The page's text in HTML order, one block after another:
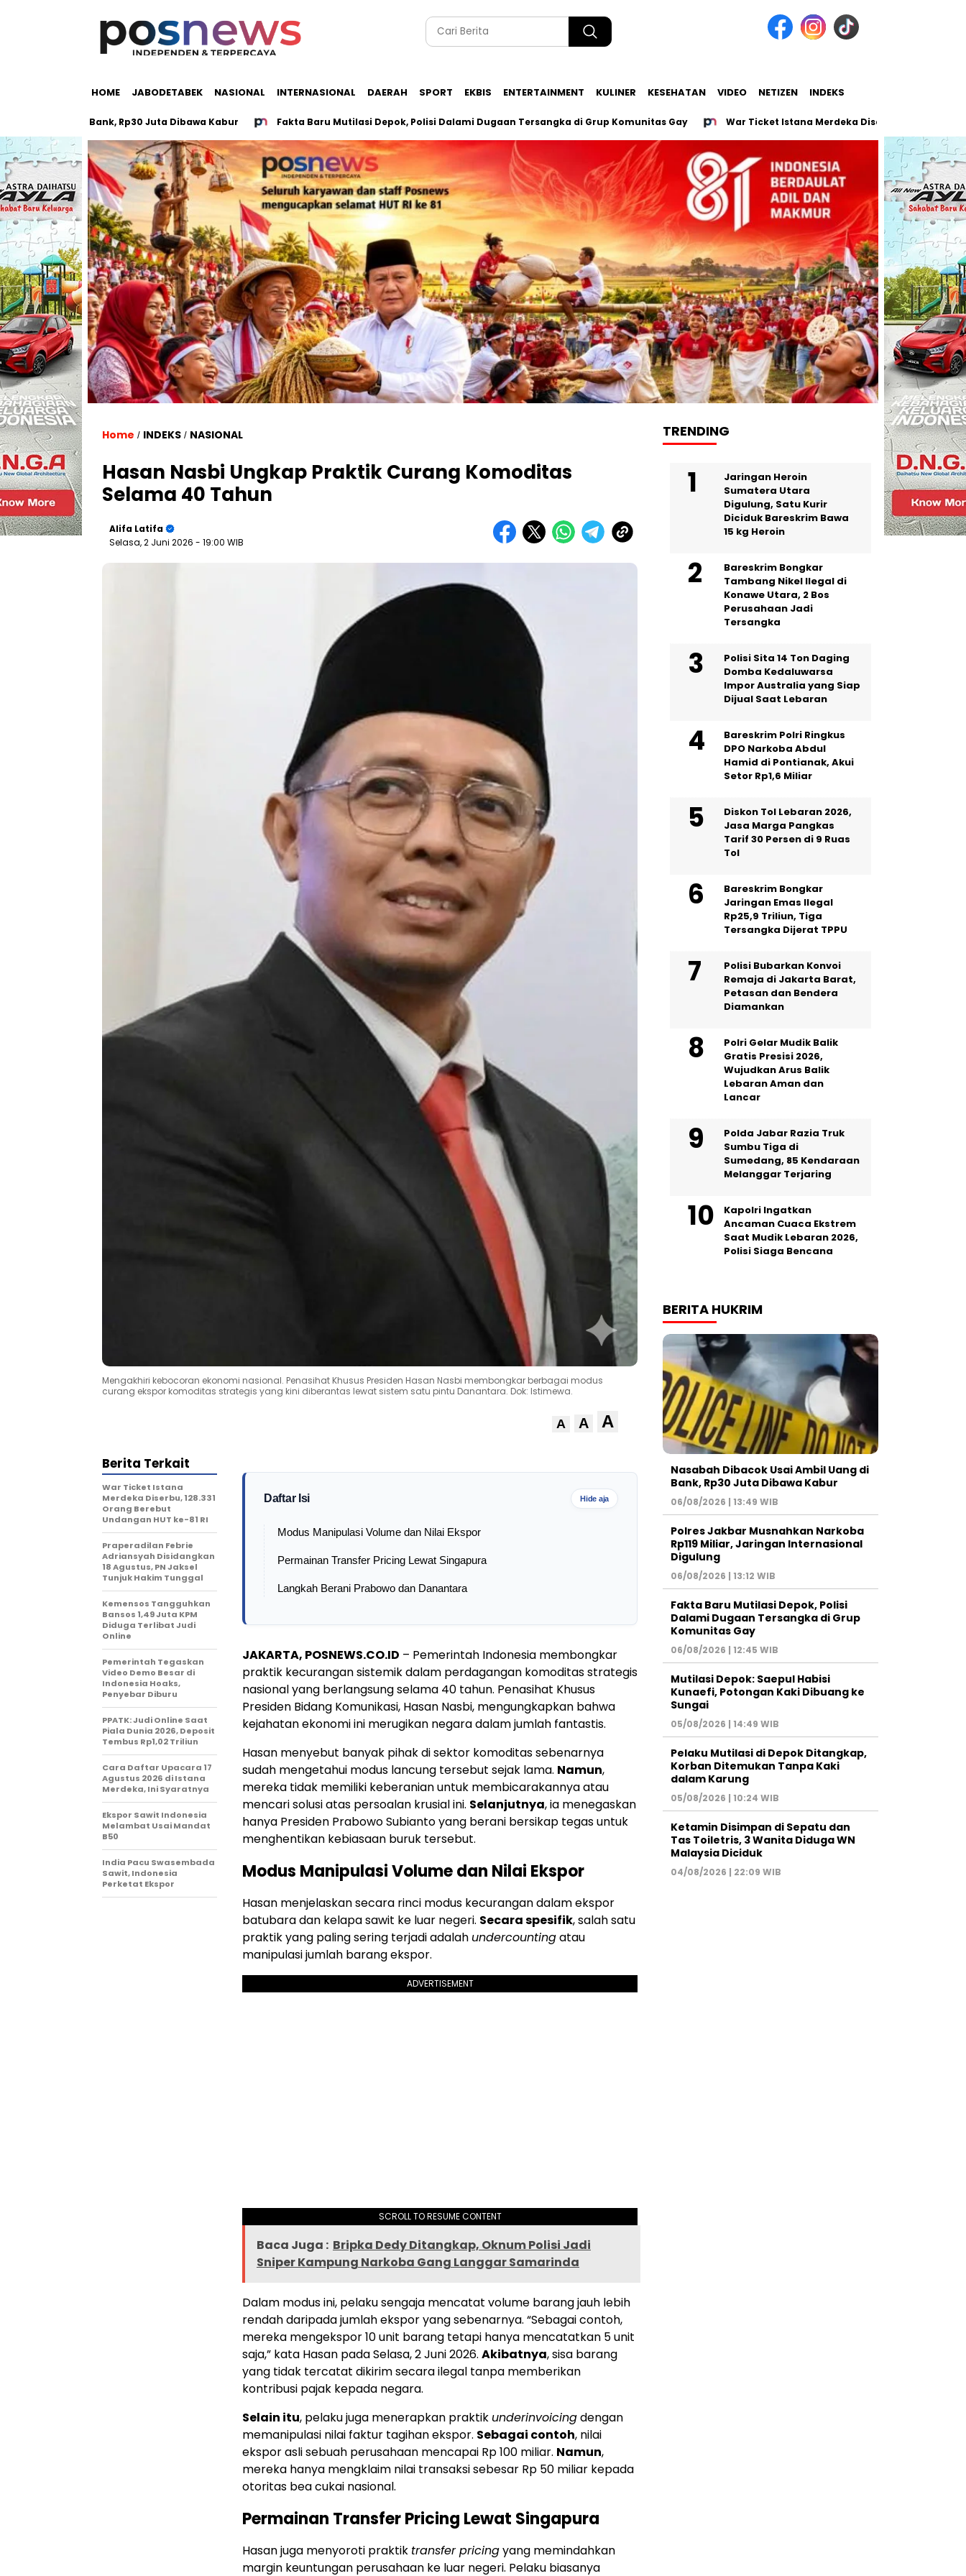
HOME JABODETABEK NASIONAL INTERNASIONAL DAERAH SPORT EKBIS ENTERTAINMENT KULINER KESEHATAN VIDEO NETIZEN INDEKS
di Bank, Rp30 Juta Dibawa Kabur Fakta Baru Mutilasi Depok, Polisi Dalami Dugaan Tersangka di Grup Komunitas Gay War Ticket Istana Merdeka Diserbu, 128.331 Orang Berebut
Home / INDEKS / NASIONAL
Hasan Nasbi Ungkap Praktik Curang Komoditas
Selama 40 Tahun
Alifa Latifa
Selasa, 2 Juni 2026 - 19:00 WIB
Mengakhiri kebocoran ekonomi nasional. Penasihat Khusus Presiden Hasan Nasbi membongkar berbagai modus
curang ekspor komoditas strategis yang kini diberantas lewat sistem satu pintu Danantara. Dok: Istimewa.
A A A
Daftar Isi Hide aja
Modus Manipulasi Volume dan Nilai Ekspor
Permainan Transfer Pricing Lewat Singapura
Langkah Berani Prabowo dan Danantara
JAKARTA, POSNEWS.CO.ID – Pemerintah Indonesia membongkar
praktik kecurangan sistemik dalam perdagangan komoditas strategis
nasional yang berlangsung selama 40 tahun. Penasihat Khusus
Presiden Bidang Komunikasi, Hasan Nasbi, mengungkapkan bahwa
kejahatan ekonomi ini merugikan negara dalam jumlah fantastis.
Hasan menyebut banyak pihak di sektor komoditas sebenarnya
sudah mengetahui modus lancung tersebut sejak lama. Namun,
mereka tidak memiliki keberanian untuk membicarakannya atau
mencari solusi atas persoalan krusial ini. Selanjutnya, ia menegaskan
hanya Presiden Prabowo Subianto yang berani bersikap tegas untuk
menghentikan kebiasaan buruk tersebut.
Modus Manipulasi Volume dan Nilai Ekspor
Hasan menjelaskan secara rinci modus kecurangan dalam ekspor
batubara dan kelapa sawit ke luar negeri. Secara spesifik, salah satu
praktik yang paling sering terjadi adalah undercountingatau
manipulasi jumlah barang ekspor.
ADVERTISEMENT
SCROLL TO RESUME CONTENT
Baca Juga : Bripka Dedy Ditangkap, Oknum Polisi Jadi
Sniper Kampung Narkoba Gang Langgar Samarinda
Dalam modus ini, pelaku sengaja mencatat volume barang jauh lebih
rendah daripada jumlah ekspor yang sebenarnya. “Sebagai contoh,
mereka mengekspor 10 unit barang tetapi hanya mencatatkan 5 unit
saja,” kata Hasan pada Selasa, 2 Juni 2026. Akibatnya, sisa barang
yang tidak tercatat dikirim secara ilegal tanpa memberikan
kontribusi pajak kepada negara.
Selain itu, pelaku juga menerapkan praktik underinvoicingdengan
memanipulasi nilai faktur tagihan ekspor. Sebagai contoh, nilai
ekspor asli sebuah perusahaan mencapai Rp 100 miliar. Namun,
mereka hanya mengklaim nilai transaksi sebesar Rp 50 miliar kepada
otoritas bea cukai nasional.
Permainan Transfer Pricing Lewat Singapura
Hasan juga menyoroti praktik transfer pricingyang memindahkan
margin keuntungan perusahaan ke luar negeri. Pelaku biasanya
Berita Terkait
War Ticket Istana
Merdeka Diserbu, 128.331
Orang Berebut
Undangan HUT ke-81 RI
Praperadilan Febrie
Adriansyah Disidangkan
18 Agustus, PN Jaksel
Tunjuk Hakim Tunggal
Kemensos Tangguhkan
Bansos 1,49 Juta KPM
Diduga Terlibat Judi
Online
Pemerintah Tegaskan
Video Demo Besar di
Indonesia Hoaks,
Penyebar Diburu
PPATK: Judi Online Saat
Piala Dunia 2026, Deposit
Tembus Rp1,02 Triliun
Cara Daftar Upacara 17
Agustus 2026 di Istana
Merdeka, Ini Syaratnya
Ekspor Sawit Indonesia
Melambat Usai Mandat
B50
India Pacu Swasembada
Sawit, Indonesia
Perketat Ekspor
TRENDING
Jaringan Heroin
Sumatera Utara
Digulung, Satu Kurir
Diciduk Bareskrim Bawa
15 kg Heroin
Bareskrim Bongkar
Tambang Nikel Ilegal di
Konawe Utara, 2 Bos
Perusahaan Jadi
Tersangka
Polisi Sita 14 Ton Daging
Domba Kedaluwarsa
Impor Australia yang Siap
Dijual Saat Lebaran
Bareskrim Polri Ringkus
DPO Narkoba Abdul
Hamid di Pontianak, Akui
Setor Rp1,6 Miliar
Diskon Tol Lebaran 2026,
Jasa Marga Pangkas
Tarif 30 Persen di 9 Ruas
Tol
Bareskrim Bongkar
Jaringan Emas Ilegal
Rp25,9 Triliun, Tiga
Tersangka Dijerat TPPU
Polisi Bubarkan Konvoi
Remaja di Jakarta Barat,
Petasan dan Bendera
Diamankan
Polri Gelar Mudik Balik
Gratis Presisi 2026,
Wujudkan Arus Balik
Lebaran Aman dan
Lancar
Polda Jabar Razia Truk
Sumbu Tiga di
Sumedang, 85 Kendaraan
Melanggar Terjaring
Kapolri Ingatkan
Ancaman Cuaca Ekstrem
Saat Mudik Lebaran 2026,
Polisi Siaga Bencana
BERITA HUKRIM
Nasabah Dibacok Usai Ambil Uang di
Bank, Rp30 Juta Dibawa Kabur
06/08/2026 | 13:49 WIB
Polres Jakbar Musnahkan Narkoba
Rp119 Miliar, Jaringan Internasional
Digulung
06/08/2026 | 13:12 WIB
Fakta Baru Mutilasi Depok, Polisi
Dalami Dugaan Tersangka di Grup
Komunitas Gay
06/08/2026 | 12:45 WIB
Mutilasi Depok: Saepul Habisi
Kunaefi, Potongan Kaki Dibuang ke
Sungai
05/08/2026 | 14:49 WIB
Pelaku Mutilasi di Depok Ditangkap,
Korban Ditemukan Tanpa Kaki
dalam Karung
05/08/2026 | 10:24 WIB
Ketamin Disimpan di Sepatu dan
Tas Toiletris, 3 Wanita Diduga WN
Malaysia Diciduk
04/08/2026 | 22:09 WIB